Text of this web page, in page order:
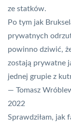
ze statków.
Po tym jak
prywatnych
powinno dziwić,
zostają prywatne
jednej grupie z
— Tomasz
2022
Sprawdziłam, jak